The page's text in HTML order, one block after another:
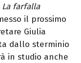
La farfalla
il prossimo
Giulia
dallo sterminio
in studio anche